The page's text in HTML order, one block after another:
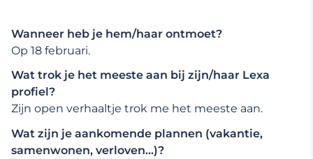
Wanneer heb je hem/haar ontmoet?
Op 18 februari.
Wat trok je het meeste aan bij zijn/haar Lexa
profiel?
Zijn open verhaaltje trok me het meeste aan.
Wat zijn je aankomende plannen (vakantie,
samenwonen, verloven…)?